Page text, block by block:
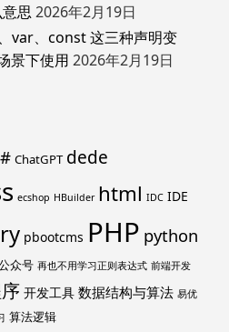
思 2026年2月19日
var、const 这三种声明变
景下使用 2026年2月19日
ChatGPT dede
ecshop HBuilder html IDC IDE
pbootcms PHP python
众号 再也不用学习正则表达式 前端开发
开发工具 数据结构与算法 易优
算法逻辑